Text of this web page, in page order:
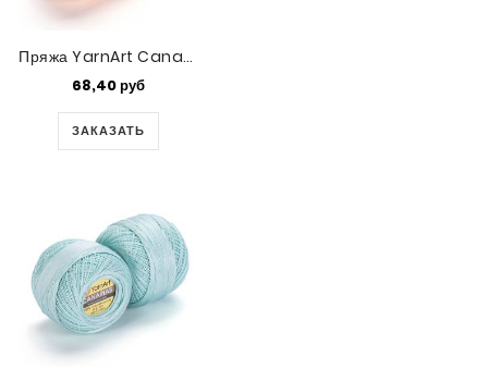
Пряжа YarnArt Canarias (5303)
68,40 руб
ЗАКАЗАТЬ